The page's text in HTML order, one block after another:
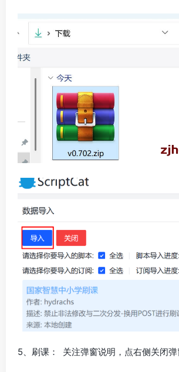
5、刷课： 关注弹窗说明，点右侧关闭弹